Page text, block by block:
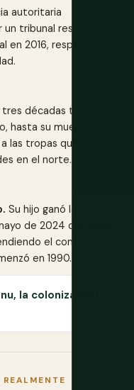
autoritaria
tribunal respaldado
en 2016, responsable
décadas tras tomar
hasta su muerte en
las tropas que
en el norte.
Su hijo ganó las
de 2024 con poco
el control
en 1990.
la colonización